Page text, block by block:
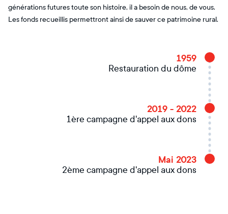
générations futures toute son histoire, il a besoin de nous, de vous.
Les fonds recueillis permettront ainsi de sauver ce patrimoine rural.
1959
Restauration du dôme
2019 - 2022
1ère campagne d'appel aux dons
Mai 2023
2ème campagne d'appel aux dons